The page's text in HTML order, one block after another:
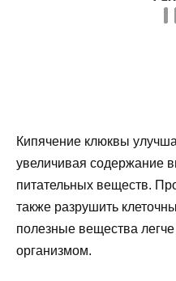
Кипячение клюквы
увеличивая содержание
питательных веществ.
также разрушить
полезные вещества
организмом.